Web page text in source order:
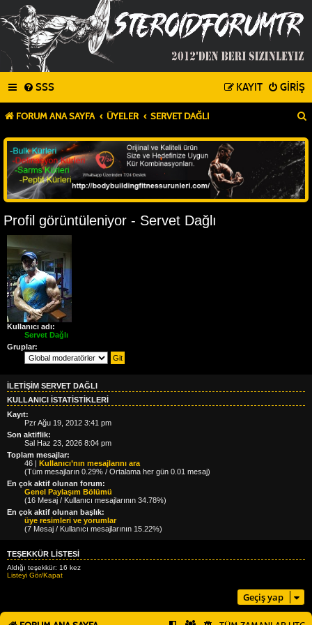
SSS GIRIŞ
KAYIT
FORUM ANA SAYFA ÜYELER SERVET DAĞLI
Profil görüntüleniyor - Servet Dağlı
Kullanıcı adı:
Servet Dağlı
Gruplar:
İLETIŞIM SERVET DAĞLI
KULLANICI ISTATISTIKLERI
Kayıt:
Pzr Ağu 19, 2012 3:41 pm
Son aktiflik:
Sal Haz 23, 2026 8:04 pm
Toplam mesajlar:
46 | Kullanıcı’nın mesajlarını ara
(Tüm mesajların 0.29% / Ortalama her gün 0.01 mesaj)
En çok aktif olunan forum:
Genel Paylaşım Bölümü
(16 Mesaj / Kullanıcı mesajlarının 34.78%)
En çok aktif olunan başlık:
üye resimleri ve yorumlar
(7 Mesaj / Kullanıcı mesajlarının 15.22%)
TEŞEKKÜR LISTESI
Aldığı teşekkür: 16 kez
Listeyi Gör/Kapat
Geçiş yap